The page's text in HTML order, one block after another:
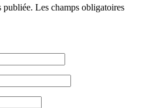
publiée. Les champs obligatoires